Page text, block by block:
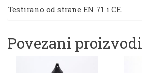
Testirano od strane EN 71 i CE.
Povezani proizvodi